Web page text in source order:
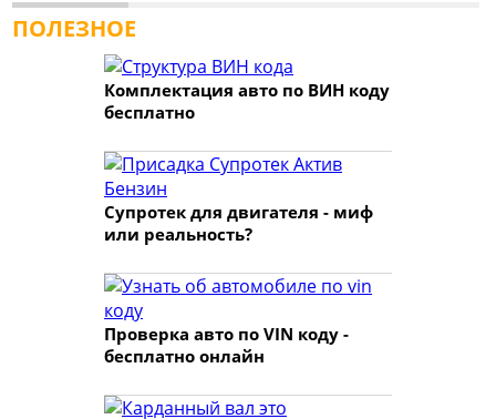
ПОЛЕЗНОЕ
Комплектация авто по ВИН коду
бесплатно
Супротек для двигателя - миф
или реальность?
Проверка авто по VIN коду -
бесплатно онлайн